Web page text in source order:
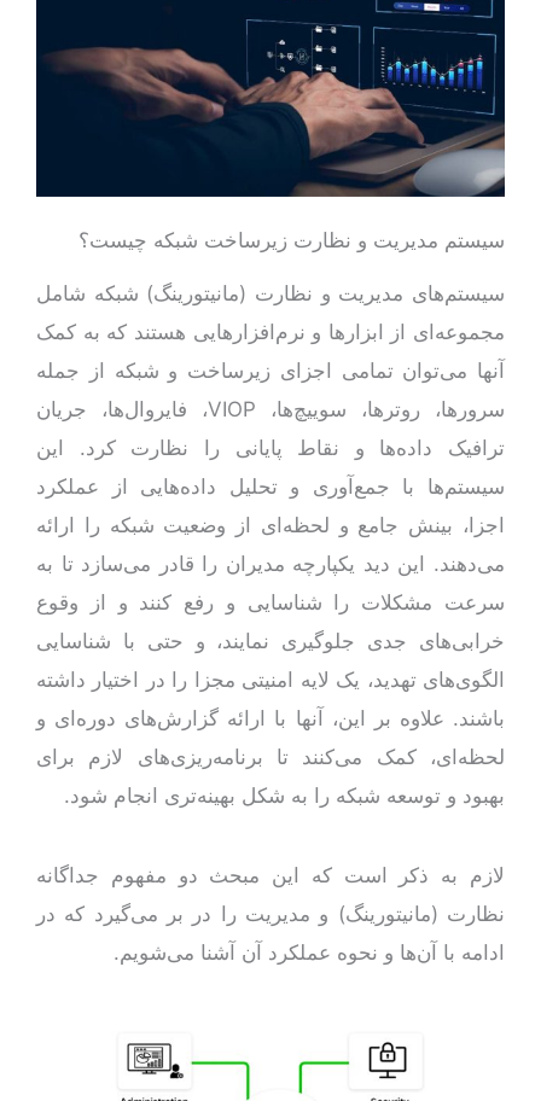
سیستم مدیریت و نظارت زیرساخت شبکه چیست؟
سیستم‌های مدیریت و نظارت (مانیتورینگ) شبکه شامل
مجموعه‌ای از ابزارها و نرم‌افزارهایی هستند که به کمک
آنها می‌توان تمامی اجزای زیرساخت و شبکه از جمله
سرورها، روترها، سوییچ‌ها، VIOP، فایروال‌ها، جریان
ترافیک داده‌ها و نقاط پایانی را نظارت کرد. این
سیستم‌ها با جمع‌آوری و تحلیل داده‌هایی از عملکرد
اجزا، بینش جامع و لحظه‌ای از وضعیت شبکه را ارائه
می‌دهند. این دید یکپارچه مدیران را قادر می‌سازد تا به
سرعت مشکلات را شناسایی و رفع کنند و از وقوع
خرابی‌های جدی جلوگیری نمایند، و حتی با شناسایی
الگوی‌های تهدید، یک لایه امنیتی مجزا را در اختیار داشته
باشند. علاوه بر این، آنها با ارائه گزارش‌های دوره‌ای و
لحظه‌ای، کمک می‌کنند تا برنامه‌ریزی‌های لازم برای
بهبود و توسعه شبکه را به شکل بهینه‌تری انجام شود.
لازم به ذکر است که این مبحث دو مفهوم جداگانه
نظارت (مانیتورینگ) و مدیریت را در بر می‌گیرد که در
ادامه با آن‌ها و نحوه عملکرد آن آشنا می‌شویم.